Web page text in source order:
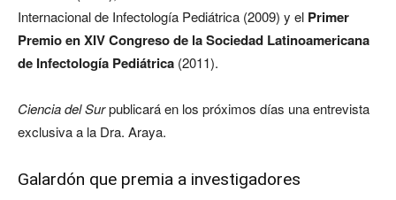
Internacional de Infectología Pediátrica (2009) y el Primer
Premio en XIV Congreso de la Sociedad Latinoamericana
de Infectología Pediátrica (2011).
Ciencia del Surpublicará en los próximos días una entrevista
exclusiva a la Dra. Araya.
Galardón que premia a investigadores